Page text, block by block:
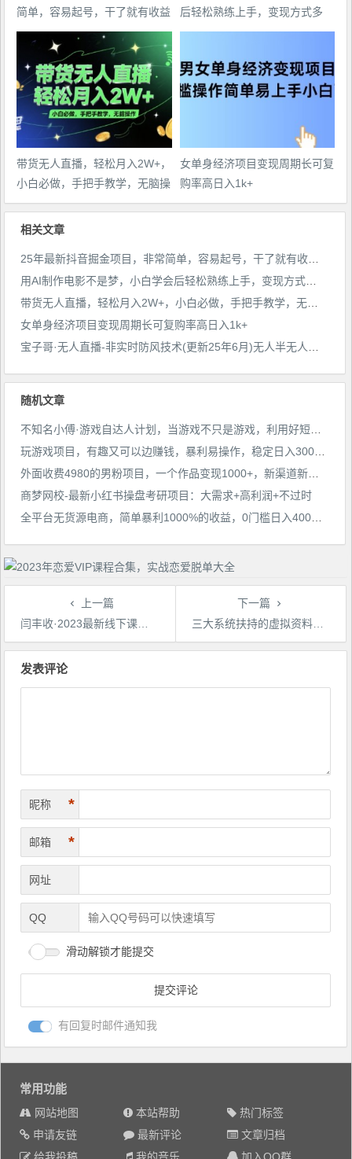
简单，容易起号，干了就有收益
那种
后轻松熟练上手，变现方式多
样，日入2张+
带货无人直播，轻松月入2W+，
小白必做，手把手教学，无脑操
作(附学习资料)
女单身经济项目变现周期长可复
购率高日入1k+
相关文章
女单身经济项目变现周期长可复购率高日入1k+
随机文章
商梦网校-最新小红书操盘考研项目：大需求+高利润+不过时
上一篇
闫丰收·2023最新线下课，揭秘抖音底层流量分配机制，告诉你抖音冷启动命门破解和不同场景下的玩法
下一篇
三大系统扶持的虚拟资料项目，单日突破800+收益提升4倍转化
文
发表评论
昵称 *
邮箱 *
网址
QQ
滑动解锁才能提交
有回复时邮件通知我
常用功能
网站地图 本站帮助
热门标签
申请友链
最新评论
文章归档